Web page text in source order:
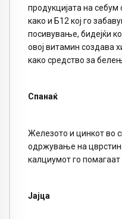
продукцијата на
како и Б12 кој го
посивување, бидејќи
овој витамин создава
како средство за
Спанаќ
Железото и цинкот во
одржување на
калциумот го помагаат
Јајца